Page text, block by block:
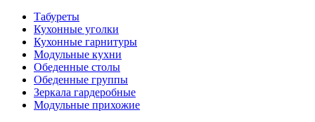
Табуреты
Кухонные уголки
Кухонные гарнитуры
Модульные кухни
Обеденные столы
Обеденные группы
Зеркала гардеробные
Модульные прихожие